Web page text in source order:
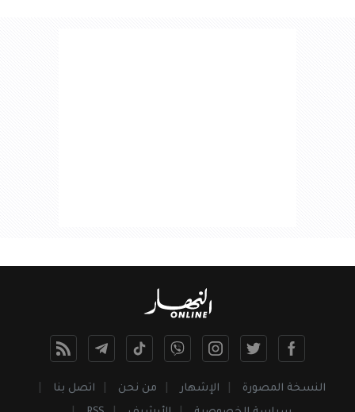
النسخة المصورة الإشهار من نحن
اتصل بنا